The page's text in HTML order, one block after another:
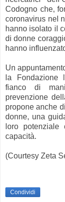
Codogno che,
coronavirus nel
hanno isolato il
di donne
hanno
Un
la Fondazione
fianco di
prevenzione
propone anche
donne, una
loro
capacità.
(Courtesy Zeta
Condividi